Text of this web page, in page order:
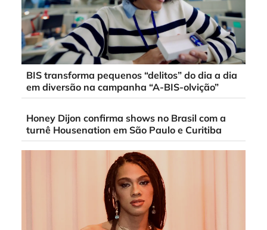
BIS transforma pequenos “delitos” do dia a dia
em diversão na campanha “A-BIS-olvição”
Honey Dijon confirma shows no Brasil com a
turnê Housenation em São Paulo e Curitiba